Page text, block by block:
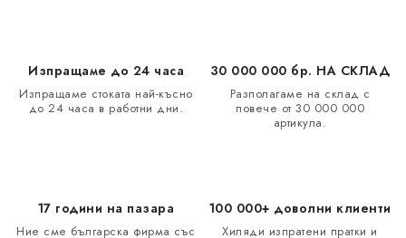
Изпращаме до 24 часа
Изпращаме стоката най-късно
до 24 часа в работни дни.
30 000 000 бр. НА СКЛАД
Разполагаме на склад с
повече от 30 000 000
артикула.
17 години на пазара
Ние сме българска фирма със
100 000+ доволни клиенти
Хиляди изпратени пратки и